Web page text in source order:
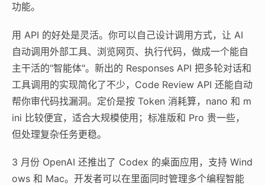
功能。
用 API 的好处是灵活。你可以自己设计调用方式，让 AI
自动调用外部工具、浏览网页、执行代码，做成一个能自
主干活的"智能体"。新出的 Responses API 把多轮对话和
工具调用的实现简化了不少，Code Review API 还能自动
帮你审代码找漏洞。定价是按 Token 消耗算，nano 和 m
ini 比较便宜，适合大规模使用；标准版和 Pro 贵一些，
但处理复杂任务更稳。
3 月份 OpenAI 还推出了 Codex 的桌面应用，支持 Wind
ows 和 Mac。开发者可以在里面同时管理多个编程智能